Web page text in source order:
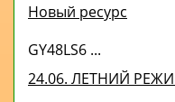
Новый ресурс
GY48LS6 ...
24.06. ЛЕТНИЙ